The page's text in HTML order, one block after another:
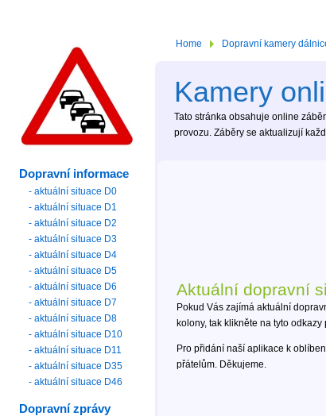
Home Dopravní kamery
Kamery
Tato stránka obsahuje online
provozu. Záběry se aktualizují
Aktuální dopravní
Pokud Vás zajímá aktuální
kolony, tak klikněte na tyto odkazy
Pro přidání naší aplikace k
přátelům. Děkujeme.
Dopravní informace
- aktuální situace D0
- aktuální situace D1
- aktuální situace D2
- aktuální situace D3
- aktuální situace D4
- aktuální situace D5
- aktuální situace D6
- aktuální situace D7
- aktuální situace D8
- aktuální situace D10
- aktuální situace D11
- aktuální situace D35
- aktuální situace D46
Dopravní zprávy